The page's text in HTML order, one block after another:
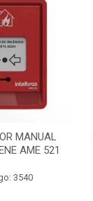
MANUAL
AME 521
3540